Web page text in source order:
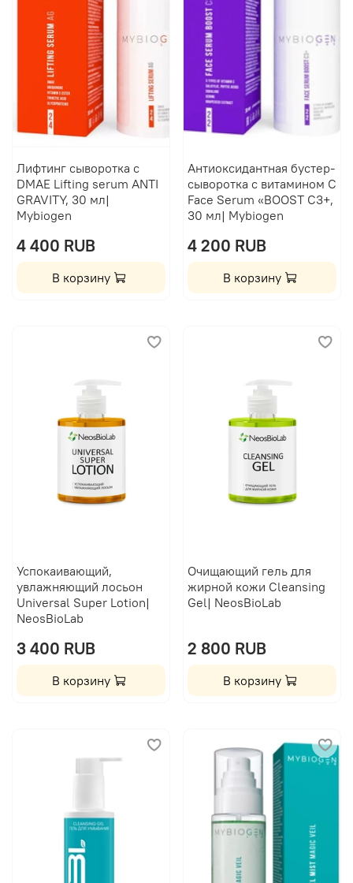
Лифтинг сыворотка с
DMAE Lifting serum ANTI
GRAVITY, 30 мл|
Mybiogen
4 400 RUB
В корзину
Антиоксидантная бустер-
сыворотка с витамином C
Face Serum «BOOST C3+,
30 мл| Mybiogen
4 200 RUB
В корзину
Успокаивающий,
увлажняющий лосьон
Universal Super Lotion|
NeosBioLab
3 400 RUB
В корзину
Очищающий гель для
жирной кожи Сleansing
Gel| NeosBioLab
2 800 RUB
В корзину